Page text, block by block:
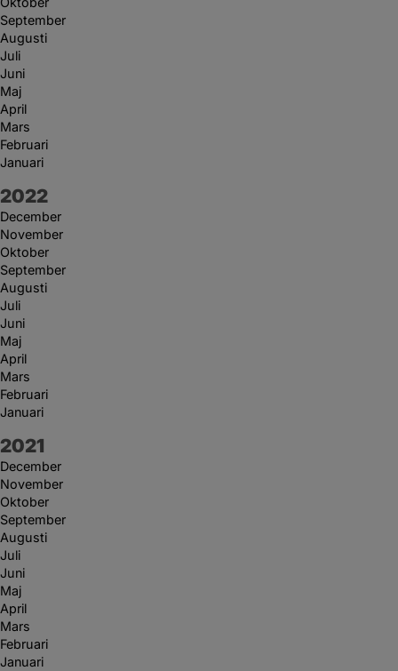
September
Augusti
Juli
Juni
Maj
April
Mars
Februari
Januari
År:
2022
December
November
Oktober
September
Augusti
Juli
Juni
Maj
April
Mars
Februari
Januari
År:
2021
December
November
Oktober
September
Augusti
Juli
Juni
Maj
April
Mars
Februari
Januari